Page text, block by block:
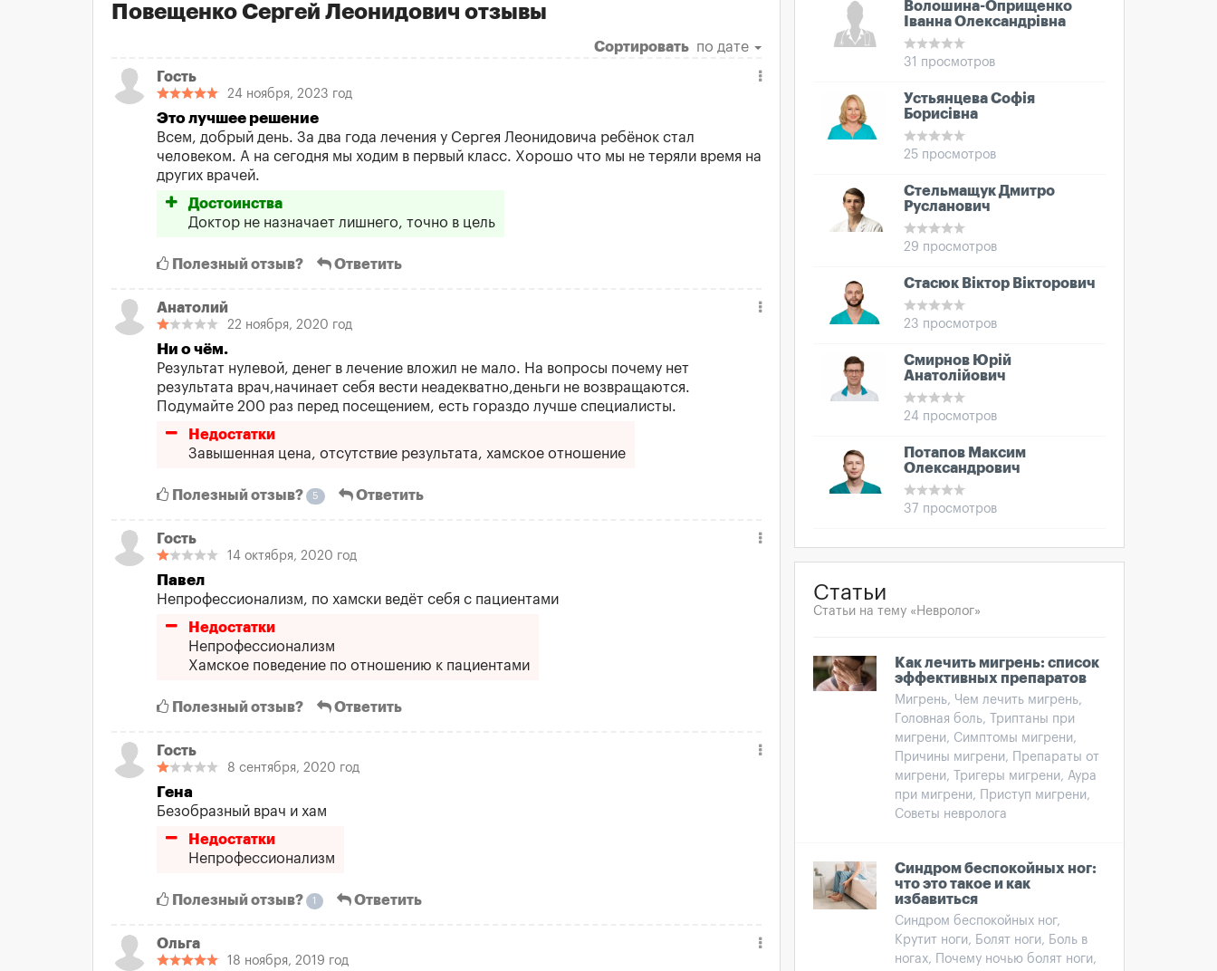
Повещенко Сергей Леонидович отзывы
Сортировать по дате
Гость
24 ноября, 2023 год
Это лучшее решение
Всем, добрый день. За два года лечения у Сергея Леонидовича ребёнок стал
человеком. А на сегодня мы ходим в первый класс. Хорошо что мы не теряли время на
других врачей.
Достоинства
Доктор не назначает лишнего, точно в цель
Полезный отзыв? Ответить
Анатолий
22 ноября, 2020 год
Ни о чём.
Результат нулевой, денег в лечение вложил не мало. На вопросы почему нет
результата врач,начинает себя вести неадекватно,деньги не возвращаются.
Подумайте 200 раз перед посещением, есть гораздо лучше специалисты.
Недостатки
Завышенная цена, отсутствие результата, хамское отношение
Полезный отзыв? 5 Ответить
Гость
14 октября, 2020 год
Павел
Непрофессионализм, по хамски ведёт себя с пациентами
Недостатки
Непрофессионализм
Хамское поведение по отношению к пациентами
Полезный отзыв? Ответить
Гость
8 сентября, 2020 год
Гена
Безобразный врач и хам
Недостатки
Непрофессионализм
Полезный отзыв? 1 Ответить
Ольга
18 ноября, 2019 год
Волошина-Оприщенко
Іванна Олександрівна
31 просмотров
Устьянцева Софія
Борисівна
25 просмотров
Стельмащук Дмитро
Русланович
29 просмотров
Стасюк Віктор Вікторович
23 просмотров
Смирнов Юрій
Анатолійович
24 просмотров
Потапов Максим
Олександрович
37 просмотров
Статьи
Статьи на тему «Невролог»
Как лечить мигрень: список
эффективных препаратов
Мигрень, Чем лечить мигрень,
Головная боль, Триптаны при
мигрени, Симптомы мигрени,
Причины мигрени, Препараты от
мигрени, Тригеры мигрени, Аура
при мигрени, Приступ мигрени,
Советы невролога
Синдром беспокойных ног:
что это такое и как
избавиться
Синдром беспокойных ног,
Крутит ноги, Болят ноги, Боль в
ногах, Почему ночью болят ноги,